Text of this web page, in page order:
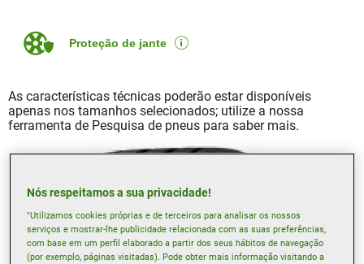
Proteção de jante
As características técnicas poderão estar disponíveis
apenas nos tamanhos selecionados; utilize a nossa
ferramenta de Pesquisa de pneus para saber mais.
Nós respeitamos a sua privacidade!
"Utilizamos cookies próprias e de terceiros para analisar os nossos
serviços e mostrar-lhe publicidade relacionada com as suas preferências,
com base em um perfil elaborado a partir dos seus hábitos de navegação
(por exemplo, páginas visitadas). Pode obter mais informação visitando a